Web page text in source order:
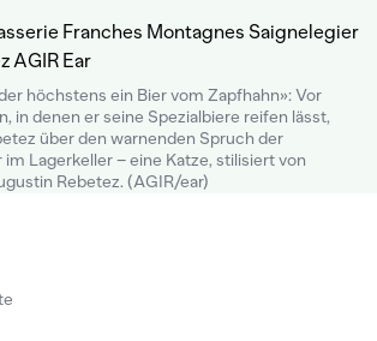
höchstens ein Bier vom Zapfhahn»: Vor
in denen er seine Spezialbiere reifen lässt,
über den warnenden Spruch der
Lagerkeller – eine Katze, stilisiert von
Rebetez. (AGIR/ear)